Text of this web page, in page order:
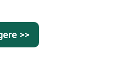
>>